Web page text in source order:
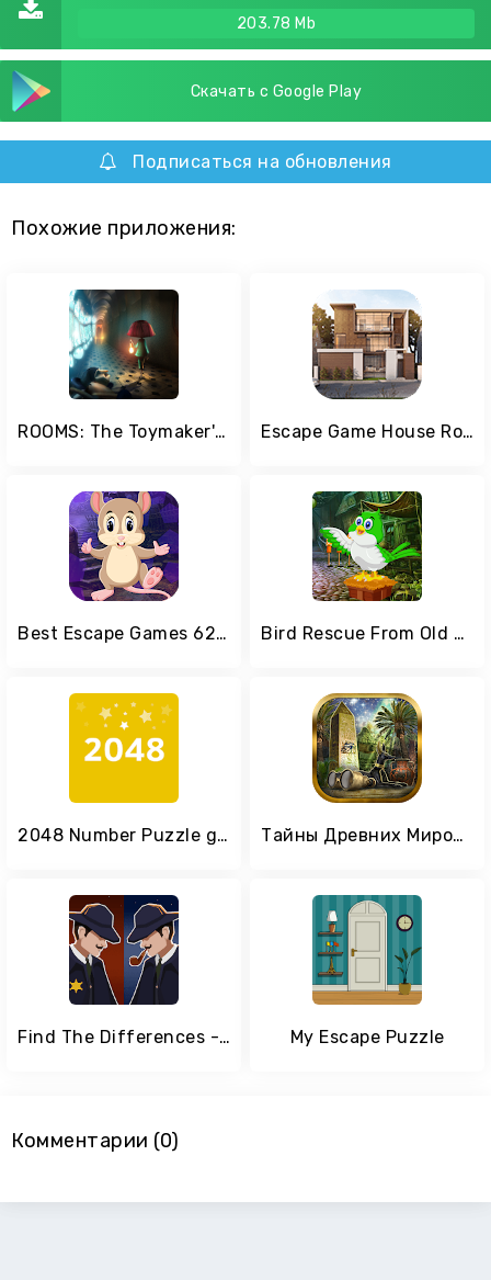
203.78 Mb
Скачать с Google Play
Подписаться на обновления
Похожие приложения:
ROOMS: The Toymaker's Mansion Escape Game House Robbery
Best Escape Games 62 An Innocent Mouse Escape Game Bird Rescue From Old House Best Escape Game-338
2048 Number Puzzle game Тайны Древних Миров — Игры Поиск Предметов
Find The Differences - Secret My Escape Puzzle
Комментарии (0)